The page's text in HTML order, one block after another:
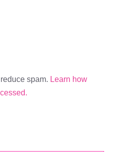
spam. Learn how